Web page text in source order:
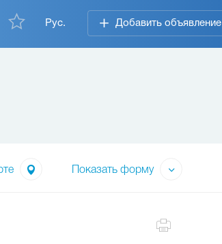
Рус. Добавить объявление
Показать форму